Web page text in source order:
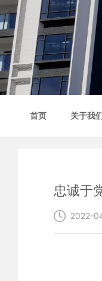
首页 关于我
忠诚于
2022-